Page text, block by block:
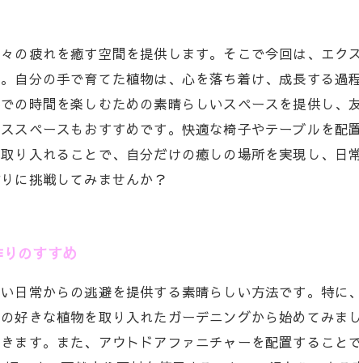
の疲れを癒す空間を提供します。そこで今回は、エク
自分の手で育てた植物は、心を落ち着け、成長する過
の時間を楽しむための素晴らしいスペースを提供し、
スペースもおすすめです。快適な椅子やテーブルを
り入れることで、自分だけの癒しの場所を実現し、
に挑戦してみませんか？
のすすめ
日常からの逃避を提供する素晴らしい方法です。特に
好きな植物を取り入れたガーデニングから始めてみ
ます。また、アウトドアファニチャーを配置すること